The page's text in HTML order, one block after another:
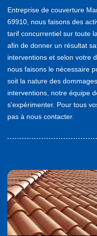
Entreprise de couverture
69910, nous faisons des
tarif concurrentiel sur toute
afin de donner un résultat
interventions et selon votre
nous faisons le nécessaire
soit la nature des
interventions, notre équipe
s'expérimenter. Pour tous
pas à nous contacter.